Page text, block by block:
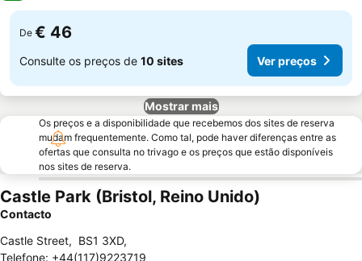
De € 46
Consulte os preços de 10 sites Ver preços
Mostrar mais
Os preços e a disponibilidade que recebemos dos sites de reserva
mudam frequentemente. Como tal, pode haver diferenças entre as
ofertas que consulta no trivago e os preços que estão disponíveis
nos sites de reserva.
Castle Park (Bristol, Reino Unido)
Contacto
Castle Street, BS1 3XD,
Telefone: +44(117)9223719